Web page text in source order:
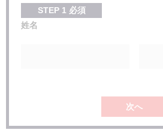
STEP 1 必須
姓名
次へ